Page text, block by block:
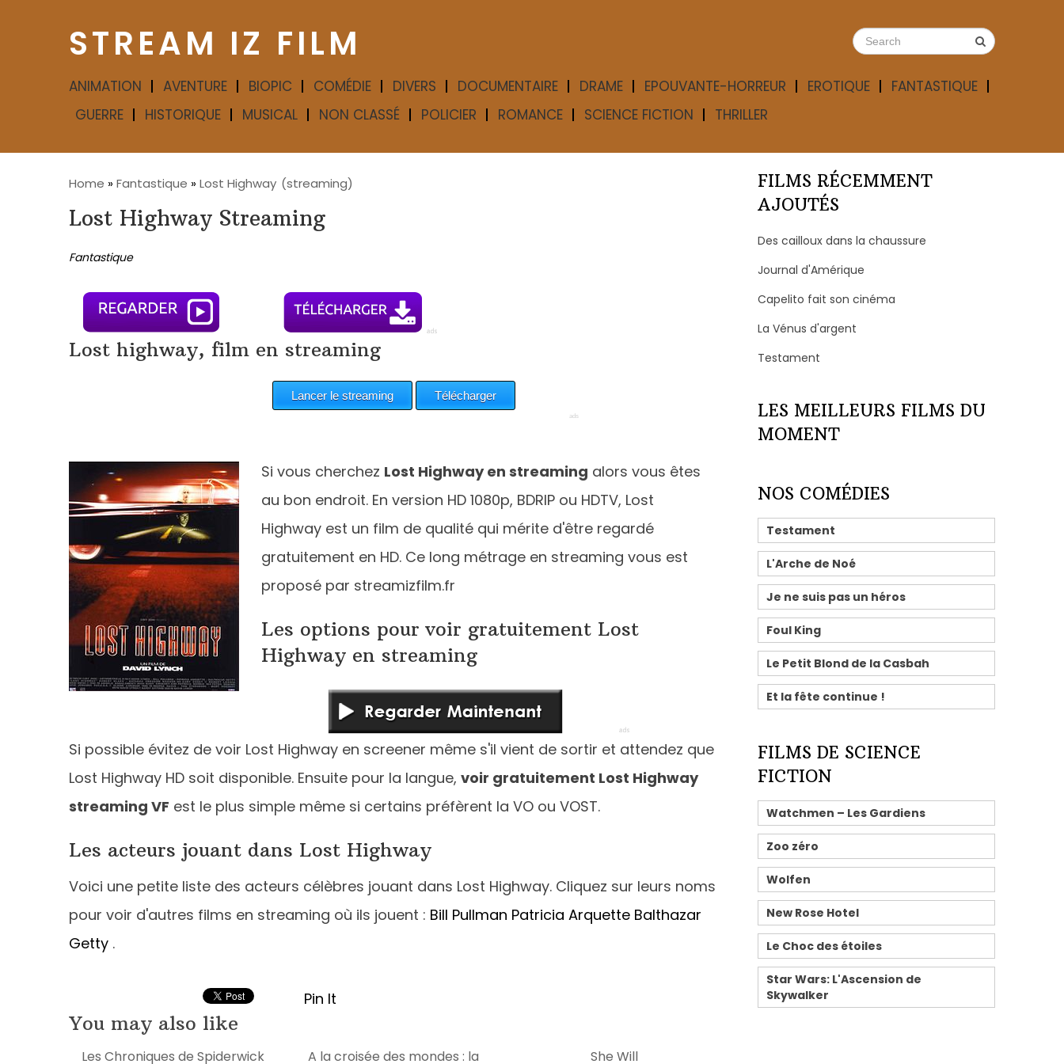
STREAM IZ FILM
ANIMATION AVENTURE BIOPIC COMÉDIE DIVERS DOCUMENTAIRE DRAME EPOUVANTE-HORREUR EROTIQUE
FANTASTIQUE
GUERRE
HISTORIQUE MUSICAL NON CLASSÉ POLICIER ROMANCE SCIENCE FICTION THRILLER
Home »Fantastique »Lost Highway (streaming)
Lost Highway Streaming
Fantastique
Lost highway, film en streaming
Si vous cherchez Lost Highway en streaming alors vous êtes
au bon endroit. En version HD 1080p, BDRIP ou HDTV, Lost
Highway est un film de qualité qui mérite d'être regardé
gratuitement en HD. Ce long métrage en streaming vous est
proposé par streamizfilm.fr
Les options pour voir gratuitement Lost
Highway en streaming
Si possible évitez de voir Lost Highway en screener même s'il vient de sortir et attendez que
Lost Highway HD soit disponible. Ensuite pour la langue, voir gratuitement Lost Highway
streaming VF est le plus simple même si certains préfèrent la VO ou VOST.
Les acteurs jouant dans Lost Highway
Voici une petite liste des acteurs célèbres jouant dans Lost Highway. Cliquez sur leurs noms
pour voir d'autres films en streaming où ils jouent : Bill Pullman Patricia Arquette Balthazar
Getty .
Pin It
You may also like
Les Chroniques de Spiderwick A la croisée des mondes : la She Will
FILMS RÉCEMMENT
AJOUTÉS
Des cailloux dans la chaussure
Journal d'Amérique
Capelito fait son cinéma
La Vénus d'argent
Testament
LES MEILLEURS FILMS DU
MOMENT
NOS COMÉDIES
Testament
L'Arche de Noé
Je ne suis pas un héros
Foul King
Le Petit Blond de la Casbah
Et la fête continue !
FILMS DE SCIENCE
FICTION
Watchmen – Les Gardiens
Zoo zéro
Wolfen
New Rose Hotel
Le Choc des étoiles
Star Wars: L'Ascension de
Skywalker